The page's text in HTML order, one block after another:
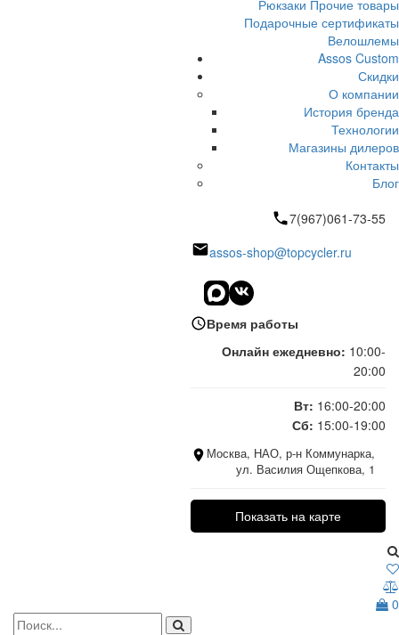
Рюкзаки Прочие товары
Подарочные сертификаты
Велошлемы
Assos Custom
Скидки
О компании
История бренда
Технологии
Магазины дилеров
Контакты
Блог
7(967)061-73-55
assos-shop@topcycler.ru
Время работы
Онлайн ежедневно: 10:00-
20:00
Вт: 16:00-20:00
Сб: 15:00-19:00
Москва, НАО, р-н Коммунарка,
ул. Василия Ощепкова, 1
Показать на карте
0